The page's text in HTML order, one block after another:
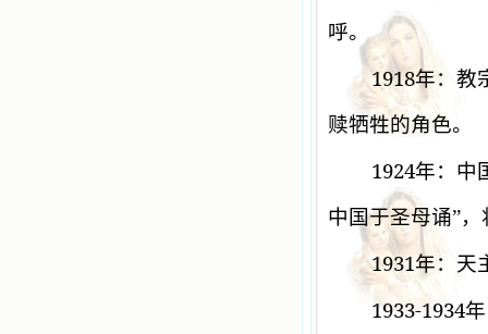
呼。
1918年：教
赎牺牲的角色。
1924年：中
中国于圣母诵”
1931年：天
1933-1934